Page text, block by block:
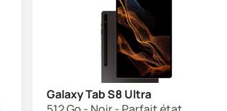
Galaxy Tab S8 Ultra